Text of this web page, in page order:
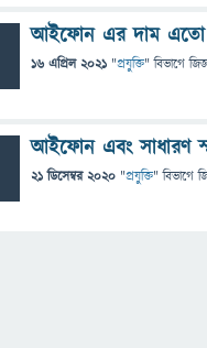
আইফোন এর দাম এতো
16 এপ্রিল 2021 "প্রযুক্তি" বিভাগে
আইফোন এবং সাধারণ
21 ডিসেম্বর 2020 "প্রযুক্তি" বিভাগে